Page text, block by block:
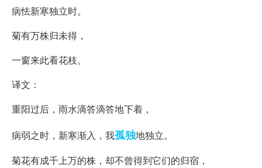
病怯新寒独立时。
菊有万株归未得，
一窗来此看花枝。
译文：
重阳过后，雨水滴答滴答地下着，
病弱之时，新寒渐入，我孤独地独立。
菊花有成千上万的株，却不曾得到它们的归宿，